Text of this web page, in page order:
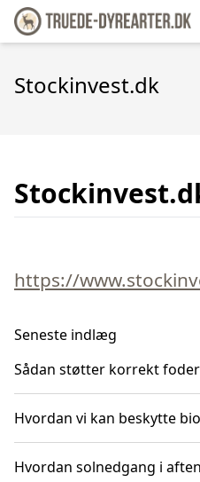
Stockinvest.dk
https://
Seneste indlæg
Sådan støtter korrekt
Hvordan vi kan beskytte
Hvordan solnedgang i